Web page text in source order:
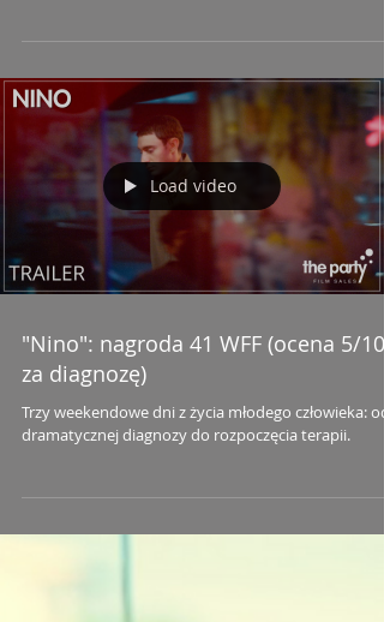
Load video
"Nino": nagroda 41 WFF (ocena 5/10
za diagnozę)
Trzy weekendowe dni z życia młodego człowieka: od
dramatycznej diagnozy do rozpoczęcia terapii.